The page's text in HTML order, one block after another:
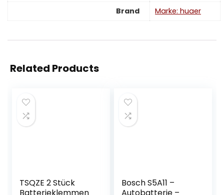
Brand Marke: huaer
Related Products
TSQZE 2 Stück
Bosch S5A11 –